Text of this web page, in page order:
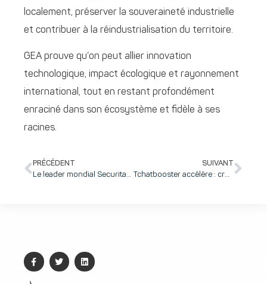
localement, préserver la souveraineté industrielle
et contribuer à la réindustrialisation du territoire.
GEA prouve qu’on peut allier innovation
technologique, impact écologique et rayonnement
international, tout en restant profondément
enraciné dans son écosystème et fidèle à ses
racines.
PRÉCÉDENT
Le leader mondial Securitas regroupe trois entités (60 collaborateurs) sur inovallée : un signal fort pour l’attractivité du territoire
SUIVANT
Tchatbooster accélère : croissance, Europe et innovation au cœur de la relation client